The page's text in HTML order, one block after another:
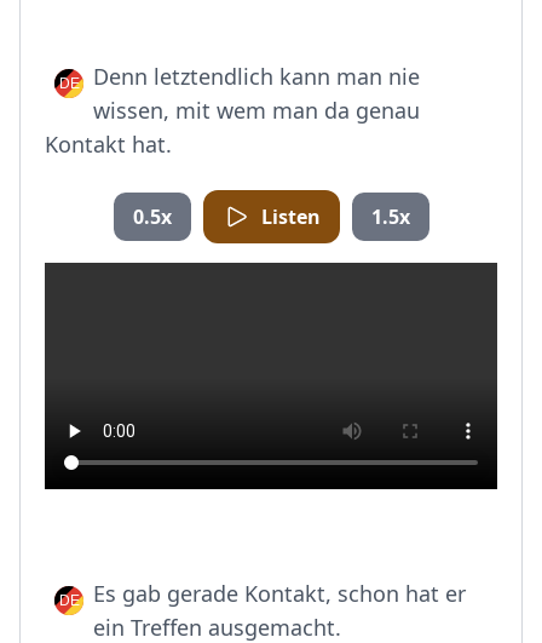
Denn letztendlich kann man nie
wissen, mit wem man da genau
Kontakt hat.
0.5x Listen 1.5x
Es gab gerade Kontakt, schon hat er
ein Treffen ausgemacht.